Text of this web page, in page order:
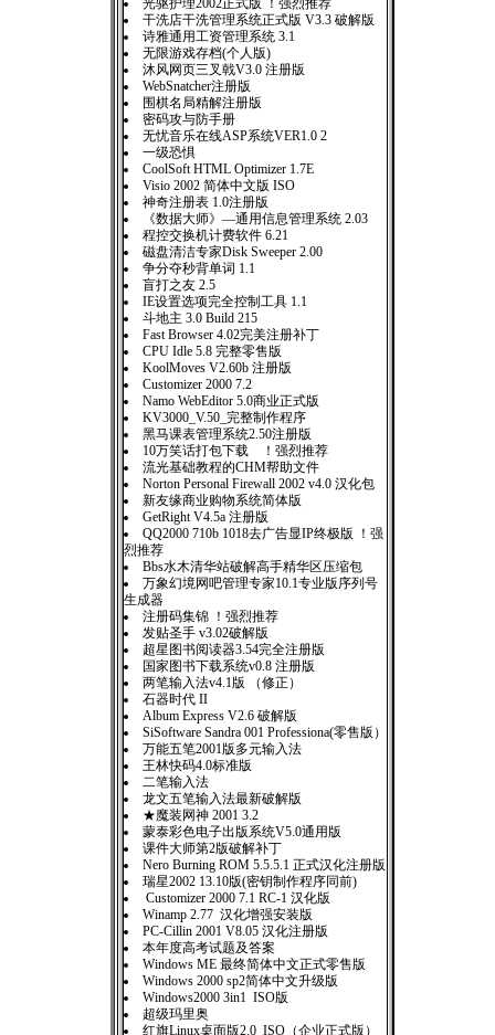
光驱护理2002正式版 ！强烈推荐
干洗店干洗管理系统正式版 V3.3 破解版
诗雅通用工资管理系统 3.1
无限游戏存档(个人版)
沐风网页三叉戟V3.0 注册版
WebSnatcher注册版
围棋名局精解注册版
密码攻与防手册
无忧音乐在线ASP系统VER1.0 2
一级恐惧
CoolSoft HTML Optimizer 1.7E
Visio 2002 简体中文版 ISO
神奇注册表 1.0注册版
《数据大师》—通用信息管理系统 2.03
程控交换机计费软件 6.21
磁盘清洁专家Disk Sweeper 2.00
争分夺秒背单词 1.1
盲打之友 2.5
IE设置选项完全控制工具 1.1
斗地主 3.0 Build 215
Fast Browser 4.02完美注册补丁
CPU Idle 5.8 完整零售版
KoolMoves V2.60b 注册版
Customizer 2000 7.2
Namo WebEditor 5.0商业正式版
KV3000_V.50_完整制作程序
黑马课表管理系统2.50注册版
10万笑话打包下载 ！强烈推荐
流光基础教程的CHM帮助文件
Norton Personal Firewall 2002 v4.0 汉化包
新友缘商业购物系统简体版
GetRight V4.5a 注册版
QQ2000 710b 1018去广告显IP终极版 ！强
烈推荐
Bbs水木清华站破解高手精华区压缩包
万象幻境网吧管理专家10.1专业版序列号
生成器
注册码集锦 ！强烈推荐
发贴圣手 v3.02破解版
超星图书阅读器3.54完全注册版
国家图书下载系统v0.8 注册版
两笔输入法v4.1版 （修正）
石器时代 II
Album Express V2.6 破解版
SiSoftware Sandra 001 Professiona(零售版）
万能五笔2001版多元输入法
王林快码4.0标准版
二笔输入法
龙文五笔输入法最新破解版
★魔装网神 2001 3.2
蒙泰彩色电子出版系统V5.0通用版
课件大师第2版破解补丁
Nero Burning ROM 5.5.5.1 正式汉化注册版
瑞星2002 13.10版(密钥制作程序同前)
Customizer 2000 7.1 RC-1 汉化版
Winamp 2.77 汉化增强安装版
PC-Cillin 2001 V8.05 汉化注册版
本年度高考试题及答案
Windows ME 最终简体中文正式零售版
Windows 2000 sp2简体中文升级版
Windows2000 3in1 ISO版
超级玛里奥
红旗Linux桌面版2.0 ISO（企业正式版）